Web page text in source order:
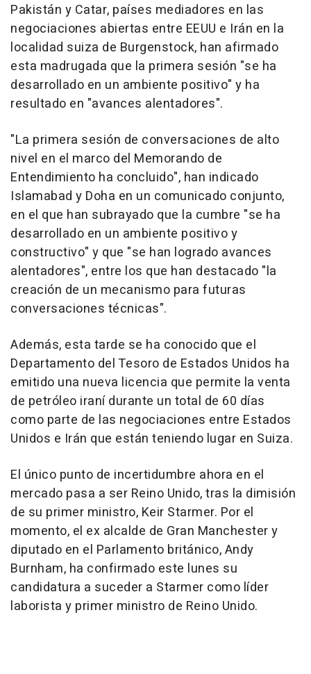
Pakistán y Catar, países mediadores en las
negociaciones abiertas entre EEUU e Irán en la
localidad suiza de Burgenstock, han afirmado
esta madrugada que la primera sesión "se ha
desarrollado en un ambiente positivo" y ha
resultado en "avances alentadores".
"La primera sesión de conversaciones de alto
nivel en el marco del Memorando de
Entendimiento ha concluido", han indicado
Islamabad y Doha en un comunicado conjunto,
en el que han subrayado que la cumbre "se ha
desarrollado en un ambiente positivo y
constructivo" y que "se han logrado avances
alentadores", entre los que han destacado "la
creación de un mecanismo para futuras
conversaciones técnicas".
Además, esta tarde se ha conocido que el
Departamento del Tesoro de Estados Unidos ha
emitido una nueva licencia que permite la venta
de petróleo iraní durante un total de 60 días
como parte de las negociaciones entre Estados
Unidos e Irán que están teniendo lugar en Suiza.
El único punto de incertidumbre ahora en el
mercado pasa a ser Reino Unido, tras la dimisión
de su primer ministro, Keir Starmer. Por el
momento, el ex alcalde de Gran Manchester y
diputado en el Parlamento británico, Andy
Burnham, ha confirmado este lunes su
candidatura a suceder a Starmer como líder
laborista y primer ministro de Reino Unido.